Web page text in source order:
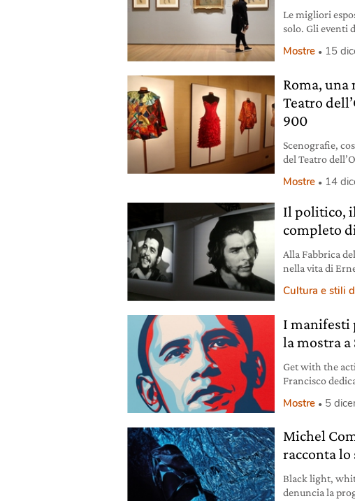
Le migliori
solo. Gli eventi
una magia
Mostre 15
Roma,
Teatro
900
Scenografie,
del Teatro
mostra a
Mostre 14
Il politico,
completo
Alla Fabbrica
nella vita di
Cultura e stili
I manifesti
la mostra a
Get with the
Francisco
anni Sessanta a
Mostre 5
Michel
racconta
Black light,
denuncia la